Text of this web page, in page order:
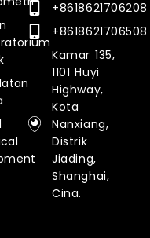
+8618621706208
+8618621706508
Kamar 135,
1101 Huyi
Highway,
Kota
Nanxiang,
Distrik
Jiading,
Shanghai,
Cina.